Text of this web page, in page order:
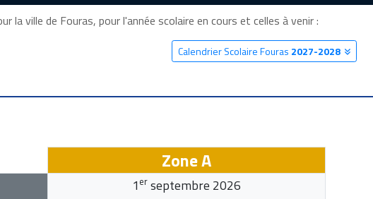
la ville de Fouras, pour l'année scolaire en cours et celles à venir :
Calendrier Scolaire Fouras 2027-2028
Zone A
1 er septembre 2026